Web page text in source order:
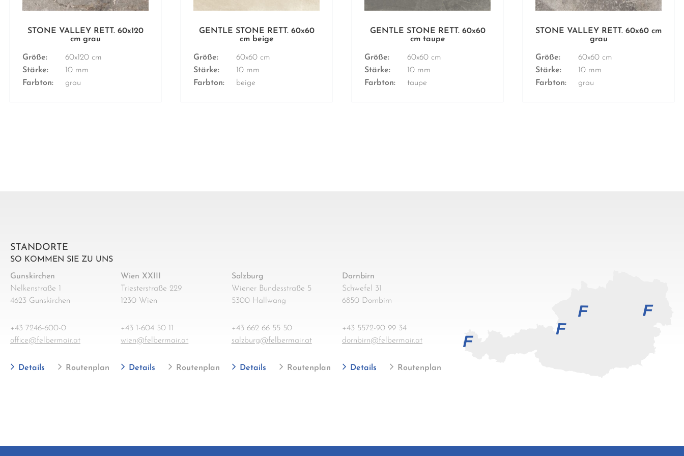
STONE VALLEY RETT. 60x120
cm grau
Größe:
60x120 cm
Stärke:
10 mm
Farbton:
grau
GENTLE STONE RETT. 60x60
cm beige
Größe:
60x60 cm
Stärke:
10 mm
Farbton:
beige
GENTLE STONE RETT. 60x60
cm taupe
Größe:
60x60 cm
Stärke:
10 mm
Farbton:
taupe
STONE VALLEY RETT. 60x60 cm
grau
Größe:
60x60 cm
Stärke:
10 mm
Farbton:
grau
STANDORTE
SO KOMMEN SIE ZU UNS
Gunskirchen
Nelkenstraße 1
4623 Gunskirchen
+43 7246-600-0
office@felbermair.at
Details Routenplan
Wien XXIII
Triesterstraße 229
1230 Wien
+43 1-604 50 11
wien@felbermair.at
Details Routenplan
Salzburg
Wiener Bundesstraße 5
5300 Hallwang
+43 662 66 55 50
salzburg@felbermair.at
Details Routenplan
Dornbirn
Schwefel 31
6850 Dornbirn
+43 5572-90 99 34
dornbirn@felbermair.at
Details Routenplan